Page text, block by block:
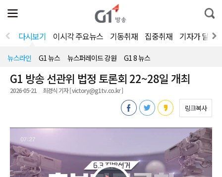
전
체
뉴
열
통
합
색
다시보기 이시각 주요뉴스 기동취재 집중취재 기자가 달려
뉴스라인 G1 뉴스 뉴스퍼레이드 강원 G1 8 뉴스
G1 방송 선관위 법정 토론회 22~28일 개최
2026-05-21 최경식 기자 [ victory@g1tv.co.kr ]
링크복사